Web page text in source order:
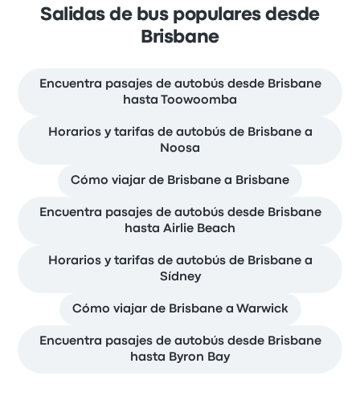
Salidas de bus populares desde
Brisbane
Encuentra pasajes de autobús desde Brisbane
hasta Toowoomba
Horarios y tarifas de autobús de Brisbane a
Noosa
Cómo viajar de Brisbane a Brisbane
Encuentra pasajes de autobús desde Brisbane
hasta Airlie Beach
Horarios y tarifas de autobús de Brisbane a
Sídney
Cómo viajar de Brisbane a Warwick
Encuentra pasajes de autobús desde Brisbane
hasta Byron Bay